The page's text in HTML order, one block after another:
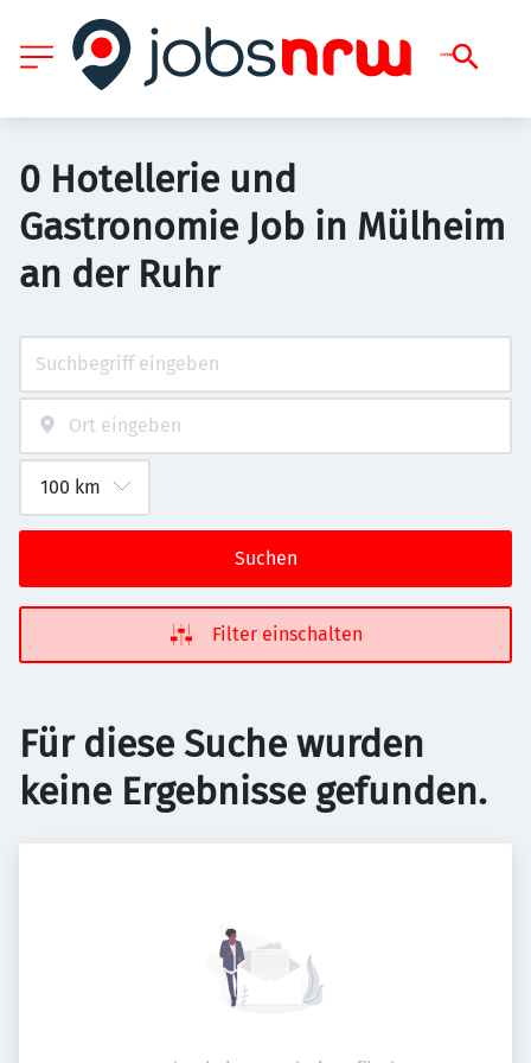
0 Hotellerie und
Gastronomie Job in Mülheim
an der Ruhr
Suchen
Filter einschalten
Für diese Suche wurden
keine Ergebnisse gefunden.